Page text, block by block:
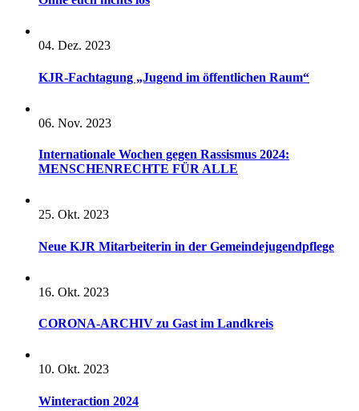
04. Dez. 2023
KJR-Fachtagung „Jugend im öffentlichen Raum“
06. Nov. 2023
Internationale Wochen gegen Rassismus 2024:
MENSCHENRECHTE FÜR ALLE
25. Okt. 2023
Neue KJR Mitarbeiterin in der Gemeindejugendpflege
16. Okt. 2023
CORONA-ARCHIV zu Gast im Landkreis
10. Okt. 2023
Winteraction 2024